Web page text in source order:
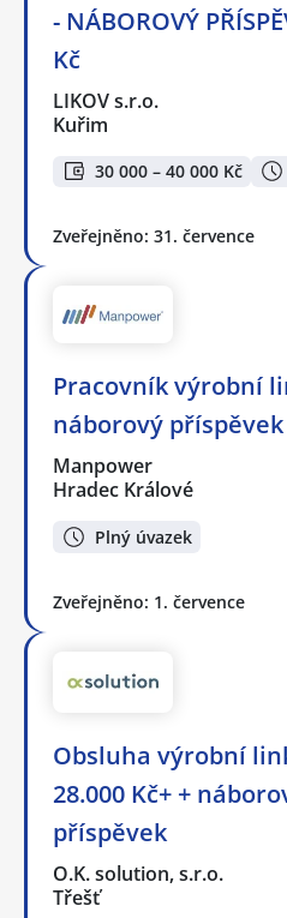
- NÁBOROVÝ
Kč
LIKOV s.r.o.
Kuřim
30 000 – 40 000 Kč
Zveřejněno: 31. července
Pracovník výrobní
náborový příspěvek
Manpower
Hradec Králové
Plný úvazek
Zveřejněno: 1. července
Obsluha výrobní
28.000 Kč+ +
příspěvek
O.K. solution, s.r.o.
Třešť